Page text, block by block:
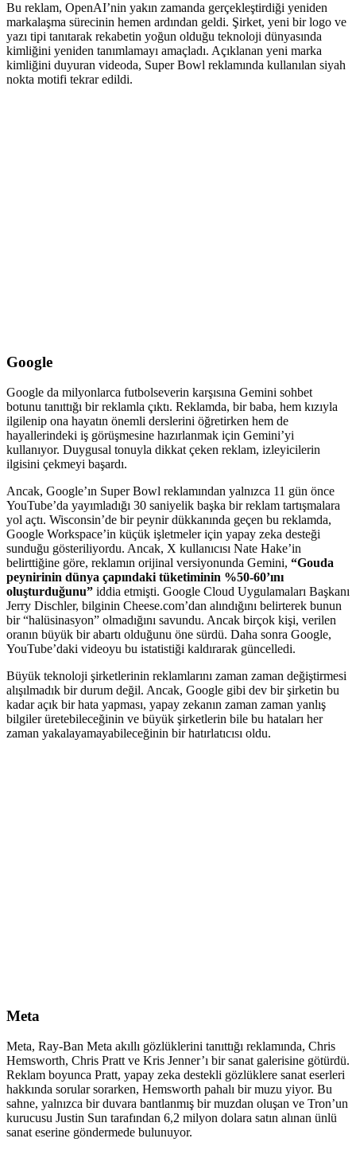
Bu reklam, OpenAI’nin yakın zamanda gerçekleştirdiği yeniden
markalaşma sürecinin hemen ardından geldi. Şirket, yeni bir logo ve
yazı tipi tanıtarak rekabetin yoğun olduğu teknoloji dünyasında
kimliğini yeniden tanımlamayı amaçladı. Açıklanan yeni marka
kimliğini duyuran videoda, Super Bowl reklamında kullanılan siyah
nokta motifi tekrar edildi.
Google
Google da milyonlarca futbolseverin karşısına Gemini sohbet
botunu tanıttığı bir reklamla çıktı. Reklamda, bir baba, hem kızıyla
ilgilenip ona hayatın önemli derslerini öğretirken hem de
hayallerindeki iş görüşmesine hazırlanmak için Gemini’yi
kullanıyor. Duygusal tonuyla dikkat çeken reklam, izleyicilerin
ilgisini çekmeyi başardı.
Ancak, Google’ın Super Bowl reklamından yalnızca 11 gün önce
YouTube’da yayımladığı 30 saniyelik başka bir reklam tartışmalara
yol açtı. Wisconsin’de bir peynir dükkanında geçen bu reklamda,
Google Workspace’in küçük işletmeler için yapay zeka desteği
sunduğu gösteriliyordu. Ancak, X kullanıcısı Nate Hake’in
belirttiğine göre, reklamın orijinal versiyonunda Gemini, “Gouda
peynirinin dünya çapındaki tüketiminin %50-60’ını
oluşturduğunu” iddia etmişti. Google Cloud Uygulamaları Başkanı
Jerry Dischler, bilginin Cheese.com’dan alındığını belirterek bunun
bir “halüsinasyon” olmadığını savundu. Ancak birçok kişi, verilen
oranın büyük bir abartı olduğunu öne sürdü. Daha sonra Google,
YouTube’daki videoyu bu istatistiği kaldırarak güncelledi.
Büyük teknoloji şirketlerinin reklamlarını zaman zaman değiştirmesi
alışılmadık bir durum değil. Ancak, Google gibi dev bir şirketin bu
kadar açık bir hata yapması, yapay zekanın zaman zaman yanlış
bilgiler üretebileceğinin ve büyük şirketlerin bile bu hataları her
zaman yakalayamayabileceğinin bir hatırlatıcısı oldu.
Meta
Meta, Ray-Ban Meta akıllı gözlüklerini tanıttığı reklamında, Chris
Hemsworth, Chris Pratt ve Kris Jenner’ı bir sanat galerisine götürdü.
Reklam boyunca Pratt, yapay zeka destekli gözlüklere sanat eserleri
hakkında sorular sorarken, Hemsworth pahalı bir muzu yiyor. Bu
sahne, yalnızca bir duvara bantlanmış bir muzdan oluşan ve Tron’un
kurucusu Justin Sun tarafından 6,2 milyon dolara satın alınan ünlü
sanat eserine göndermede bulunuyor.